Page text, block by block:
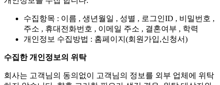
개인정보를 수집 합니다.
수집항목 : 이름 , 생년월일 , 성별 , 로그인ID , 비밀번호 ,
주소 , 휴대전화번호 , 이메일 주소 , 결혼여부 , 학력
개인정보 수집방법 : 홈페이지(회원가입,신청서)
수집한 개인정보의 위탁